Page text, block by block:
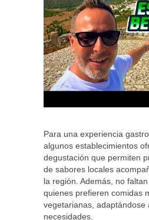
Para una experiencia
algunos establecimientos
degustación que permiten
de sabores locales
la región. Además, no
quienes prefieren comidas
vegetarianas, adaptándose
necesidades.